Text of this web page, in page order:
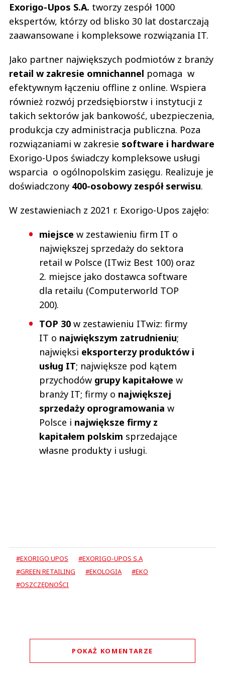
Exorigo-Upos S.A. tworzy zespół 1000
ekspertów, którzy od blisko 30 lat dostarczają
zaawansowane i kompleksowe rozwiązania IT.
Jako partner największych podmiotów z branży
retail w zakresie omnichannel pomaga w
efektywnym łączeniu offline z online. Wspiera
również rozwój przedsiębiorstw i instytucji z
takich sektorów jak bankowość, ubezpieczenia,
produkcja czy administracja publiczna. Poza
rozwiązaniami w zakresie software i hardware
Exorigo-Upos świadczy kompleksowe usługi
wsparcia o ogólnopolskim zasięgu. Realizuje je
doświadczony 400-osobowy zespół serwisu.
W zestawieniach z 2021 r. Exorigo-Upos zajęło:
miejsce w zestawieniu firm IT o
największej sprzedaży do sektora
retail w Polsce (ITwiz Best 100) oraz
2. miejsce jako dostawca software
dla retailu (Computerworld TOP
200).
TOP 30 w zestawieniu ITwiz: firmy
IT o największym zatrudnieniu;
najwięksi eksporterzy produktów i
usług IT; największe pod kątem
przychodów grupy kapitałowe w
branży IT; firmy o największej
sprzedaży oprogramowania w
Polsce i największe firmy z
kapitałem polskim sprzedające
własne produkty i usługi.
#EXORIGO UPOS
#EXORIGO-UPOS S.A
#GREEN RETAILING
#EKOLOGIA
#EKO
#OSZCZĘDNOŚCI
POKAŻ KOMENTARZE